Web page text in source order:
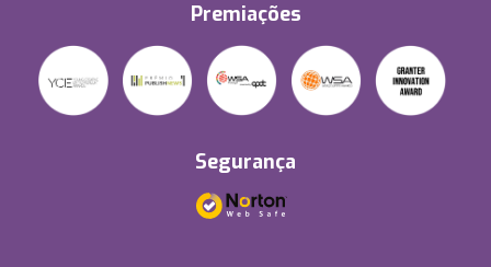
Premiações
Segurança